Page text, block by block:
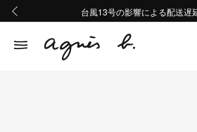
熊本地域地震の影響による配送
Summer Sale
台風13号の影響による配送遅
熊本地域地震の影響による配送
Summer Sale